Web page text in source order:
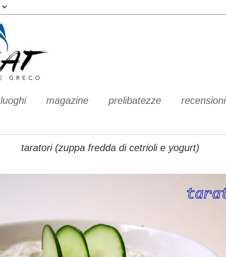
luoghi magazine prelibatezze recensioni
taratori (zuppa fredda di cetrioli e yogurt)